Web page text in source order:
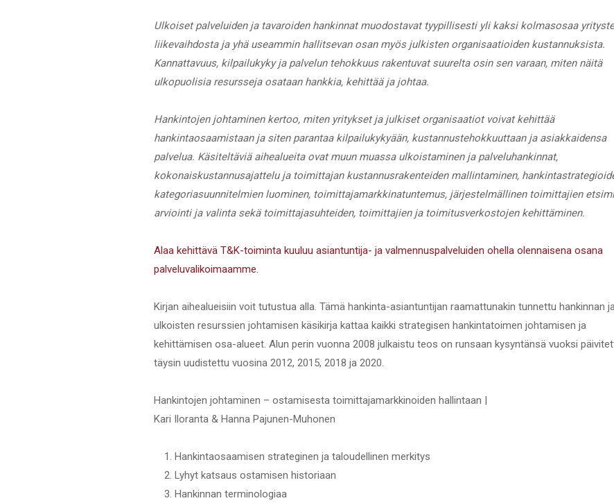
Ulkoiset palveluiden ja tavaroiden hankinnat muodostavat tyypillisesti yli kaksi kolmasosaa
liikevaihdosta ja yhä useammin hallitsevan osan myös julkisten organisaatioiden kustannuksista.
Kannattavuus, kilpailukyky ja palvelun tehokkuus rakentuvat suurelta osin sen varaan, miten näitä
ulkopuolisia resursseja osataan hankkia, kehittää ja johtaa.
Hankintojen johtaminen kertoo, miten yritykset ja julkiset organisaatiot voivat kehittää
hankintaosaamistaan ja siten parantaa kilpailukykyään, kustannustehokkuuttaan ja asiakkaidensa
palvelua. Käsiteltäviä aihealueita ovat muun muassa ulkoistaminen ja palveluhankinnat,
kokonaiskustannusajattelu ja toimittajan kustannusrakenteiden mallintaminen,
kategoriasuunnitelmien luominen, toimittajamarkkinatuntemus, järjestelmällinen toimittajien
arviointi ja valinta sekä toimittajasuhteiden, toimittajien ja toimitusverkostojen kehittäminen.
Alaa kehittävä T&K-toiminta kuuluu asiantuntija- ja valmennuspalveluiden ohella olennaisena osana
palveluvalikoimaamme.
Kirjan aihealueisiin voit tutustua alla. Tämä hankinta-asiantuntijan raamattunakin tunnettu hankinnan
ulkoisten resurssien johtamisen käsikirja kattaa kaikki strategisen hankintatoimen johtamisen ja
kehittämisen osa-alueet. Alun perin vuonna 2008 julkaistu teos on runsaan kysyntänsä vuoksi
täysin uudistettu vuosina 2012, 2015, 2018 ja 2020.
Hankintojen johtaminen – ostamisesta toimittajamarkkinoiden hallintaan |
Kari Iloranta & Hanna Pajunen-Muhonen
Hankintaosaamisen strateginen ja taloudellinen merkitys
Lyhyt katsaus ostamisen historiaan
Hankinnan terminologiaa